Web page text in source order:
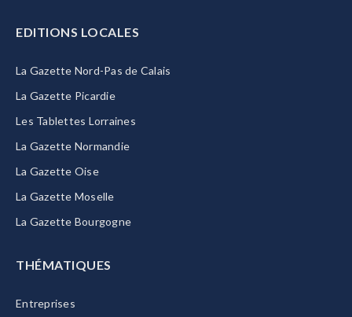
EDITIONS LOCALES
La Gazette Nord-Pas de Calais
La Gazette Picardie
Les Tablettes Lorraines
La Gazette Normandie
La Gazette Oise
La Gazette Moselle
La Gazette Bourgogne
THÉMATIQUES
Entreprises